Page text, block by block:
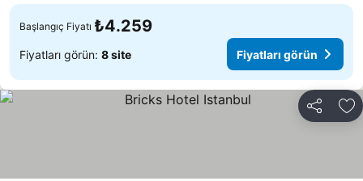
Başlangıç Fiyatı ₺4.259
Fiyatları görün: 8 site Fiyatları görün
Paylaş